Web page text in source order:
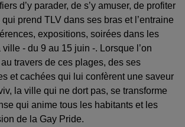
d’y parader, de s’y amuser, de profiter
prend TLV dans ses bras et l’entraine
expositions, soirées dans les
- du 9 au 15 juin -. Lorsque l’on
travers de ces plages, des ses
et cachées qui lui confèrent une saveur
la ville qui ne dort pas, se transforme
qui anime tous les habitants et les
de la Gay Pride.